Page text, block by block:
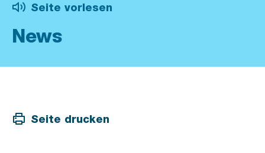
Seite vorlesen
News
Seite drucken